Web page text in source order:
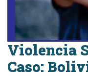
Violencia
Caso: